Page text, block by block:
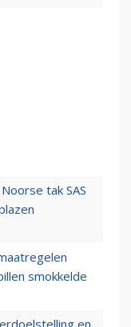
tak SAS
smokkelde
en